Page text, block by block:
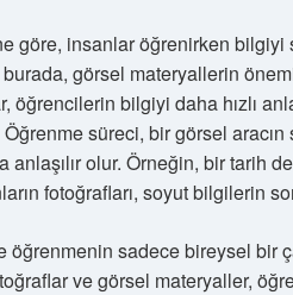
göre, insanlar öğrenirken bilgiyi
görsel materyallerin
bilgiyi daha hızlı
süreci, bir görsel
olur. Örneğin, bir tarih
fotoğrafları, soyut bilgilerin
sadece bireysel bir
ve görsel materyaller,